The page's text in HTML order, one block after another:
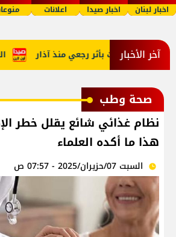
اخبار لبنان اخبار صيدا اعلانات
آخر الأخبار
صحة وطب
نظام غذائي شائع يقلل خطر
هذا ما أكده العلماء
السبت 07/حزيران/2025 - 07:57 ص